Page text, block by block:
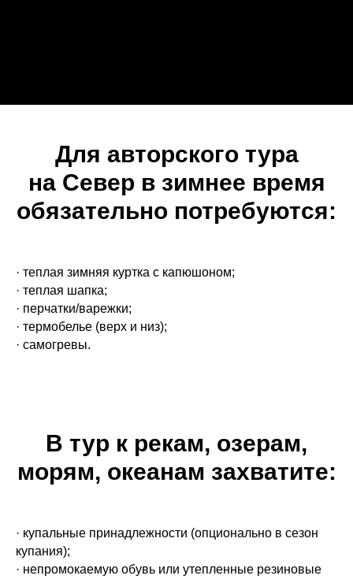
Для авторского тура
на Север в зимнее время
обязательно потребуются:
· теплая зимняя куртка с капюшоном;
· теплая шапка;
· перчатки/варежки;
· термобелье (верх и низ);
· самогревы.
В тур к рекам, озерам,
морям, океанам захватите:
· купальные принадлежности (опционально в сезон
купания);
· непромокаемую обувь или утепленные резиновые